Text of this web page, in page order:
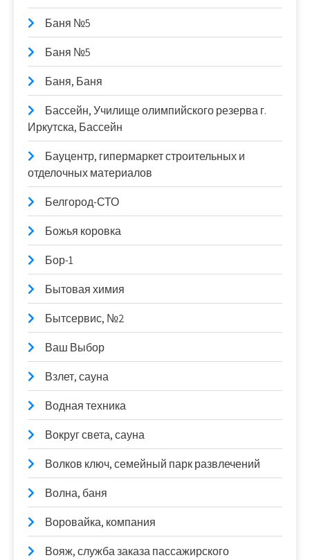
Баня №5
Баня №5
Баня, Баня
Бассейн, Училище олимпийского резерва г.
Иркутска, Бассейн
Бауцентр, гипермаркет строительных и
отделочных материалов
Белгород-СТО
Божья коровка
Бор-1
Бытовая химия
Бытсервис, №2
Ваш Выбор
Взлет, сауна
Водная техника
Вокруг света, сауна
Волков ключ, семейный парк развлечений
Волна, баня
Воровайка, компания
Вояж, служба заказа пассажирского